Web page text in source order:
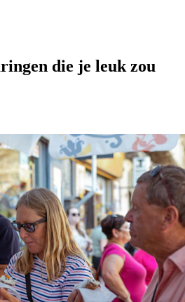
die je leuk zou